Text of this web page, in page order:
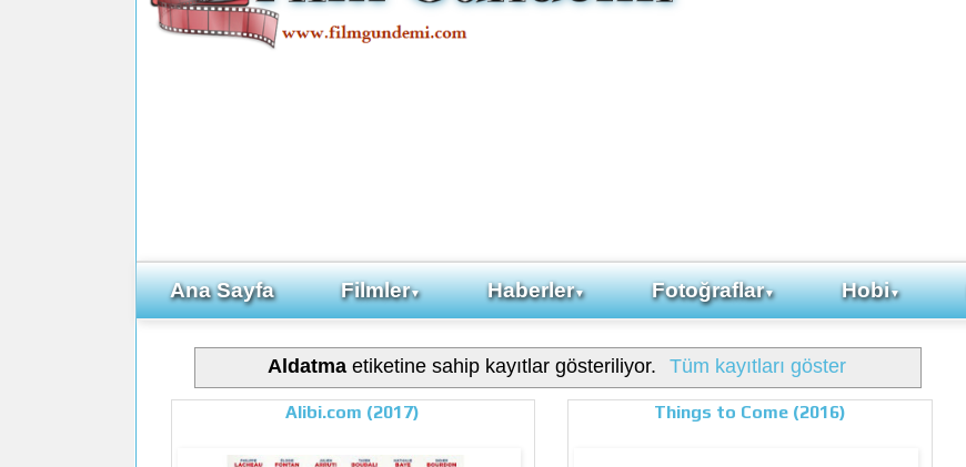
Ana Sayfa Filmler▼ Haberler▼ Fotoğraflar▼ Hobi▼
Aldatma etiketine sahip kayıtlar gösteriliyor. Tüm kayıtları göster
Alibi.com (2017) Things to Come (2016)